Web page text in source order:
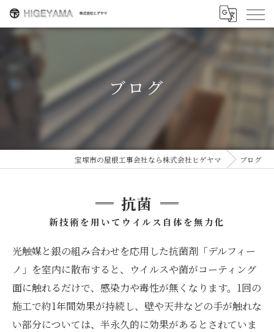
ブログ
宝塚市の屋根工事会社なら株式会社ヒゲヤマ ブログ
抗菌
新技術を用いてウイルス自体を無力化
光触媒と銀の組み合わせを応用した抗菌剤「デルフィー
ノ」を室内に散布すると、ウイルスや菌がコーティング
面に触れるだけで、感染力や毒性が無くなります。1回の
施工で約1年間効果が持続し、壁や天井などの手が触れな
い部分については、半永久的に効果があるとされていま